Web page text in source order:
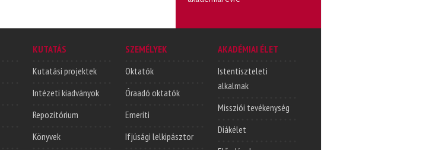
KUTATÁS
Kutatási projektek
Intézeti kiadványok
Repozitórium
Könyvek
SZEMÉLYEK
Oktatók
Óraadó oktatók
Emeriti
Ifjúsági lelkipásztor
AKADÉMIAI ÉLET
Istentiszteleti
alkalmak
Missziói tevékenység
Diákélet